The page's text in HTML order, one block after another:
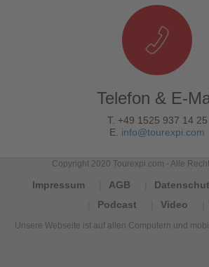
Telefon & E-
T. +49 1525 937 14 25
E. info@tourexpi.com
Copyright 2020 Tourexpi.com - Alle
Impressum AGB
Podcast
Video
Unsere Webseite ist auf allen Computern und